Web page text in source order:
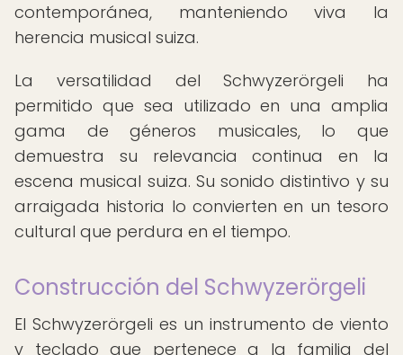
contemporánea, manteniendo viva la
herencia musical suiza.
La versatilidad del Schwyzerörgeli ha
permitido que sea utilizado en una amplia
gama de géneros musicales, lo que
demuestra su relevancia continua en la
escena musical suiza. Su sonido distintivo y su
arraigada historia lo convierten en un tesoro
cultural que perdura en el tiempo.
Construcción del Schwyzerörgeli
El Schwyzerörgeli es un instrumento de viento
y teclado que pertenece a la familia del